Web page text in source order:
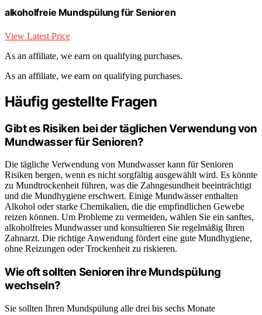
alkoholfreie Mundspülung für Senioren
View Latest Price
As an affiliate, we earn on qualifying purchases.
As an affiliate, we earn on qualifying purchases.
Häufig gestellte Fragen
Gibt es Risiken bei der täglichen Verwendung von
Mundwasser für Senioren?
Die tägliche Verwendung von Mundwasser kann für Senioren
Risiken bergen, wenn es nicht sorgfältig ausgewählt wird. Es könnte
zu Mundtrockenheit führen, was die Zahngesundheit beeinträchtigt
und die Mundhygiene erschwert. Einige Mundwässer enthalten
Alkohol oder starke Chemikalien, die die empfindlichen Gewebe
reizen können. Um Probleme zu vermeiden, wählen Sie ein sanftes,
alkoholfreies Mundwasser und konsultieren Sie regelmäßig Ihren
Zahnarzt. Die richtige Anwendung fördert eine gute Mundhygiene,
ohne Reizungen oder Trockenheit zu riskieren.
Wie oft sollten Senioren ihre Mundspülung
wechseln?
Sie sollten Ihren Mundspülung alle drei bis sechs Monate